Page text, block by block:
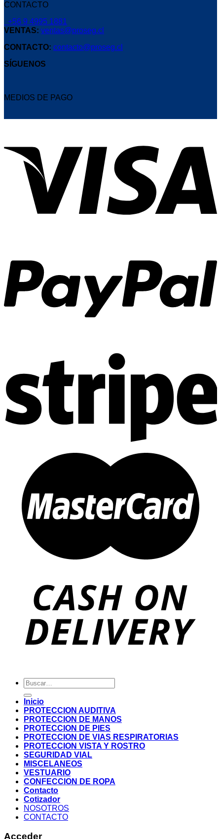
CONTACTO
+56 9 4995 1881
VENTAS: ventas@proseg.cl
CONTACTO: contacto@proseg.cl
SÍGUENOS
MEDIOS DE PAGO
Buscar
por:
Inicio
PROTECCION AUDITIVA
PROTECCION DE MANOS
PROTECCION DE PIES
PROTECCION DE VIAS RESPIRATORIAS
PROTECCION VISTA Y ROSTRO
SEGURIDAD VIAL
MISCELANEOS
VESTUARIO
CONFECCION DE ROPA
Contacto
Cotizador
NOSOTROS
CONTACTO
Acceder